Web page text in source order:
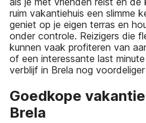
ruim vakantiehuis een slimme
geniet op je eigen terras en
onder controle. Reizigers die
kunnen vaak profiteren van
of een interessante last
verblijf in Brela nog
Goedkope
Brela